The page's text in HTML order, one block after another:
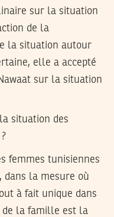
sur la situation
de la
la situation autour
elle a accepté
sur la situation
situation des
femmes tunisiennes
dans la mesure où
à fait unique dans
de la famille est la